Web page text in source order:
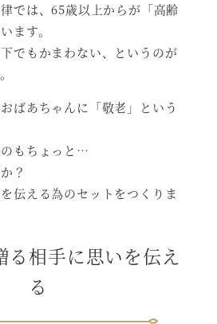
では、65歳以上からが「高齢
ます。
でもかまわない、というのが
ばあちゃんに「敬老」という
のもちょっと…
？
伝える為のセットをつくりま
る相手に思いを伝え
る